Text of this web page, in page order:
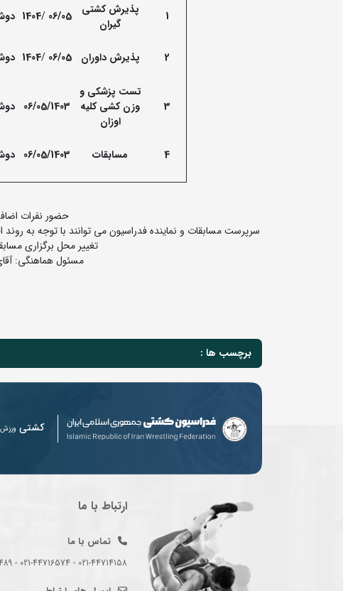
1
پذیرش کشتی
گیران
06/05
/
1404
2 پذیرش داوران 06/05
/
1404
3
تست پزشکی و
وزن کشی کلیه
اوزان
06/05/1403
4 مسابقات 06/05/1403
حضور نفرات
سرپرست مسابقات و نماینده فدراسیون می توانند با توجه به روند
تغییر محل برگزاری
مسئول هماهنگی: آقای علی
برچسب ها :
کشتی ورزش
ارتباط با ما
تماس با ما
021-44714158 - 021-44716574 - 021-44714489